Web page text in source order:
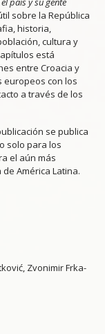
sobre la República
historia,
cultura y
está
entre Croacia y
europeos con los
a través de los
se publica
solo para los
el aún más
América Latina.
Zvonimir Frka-